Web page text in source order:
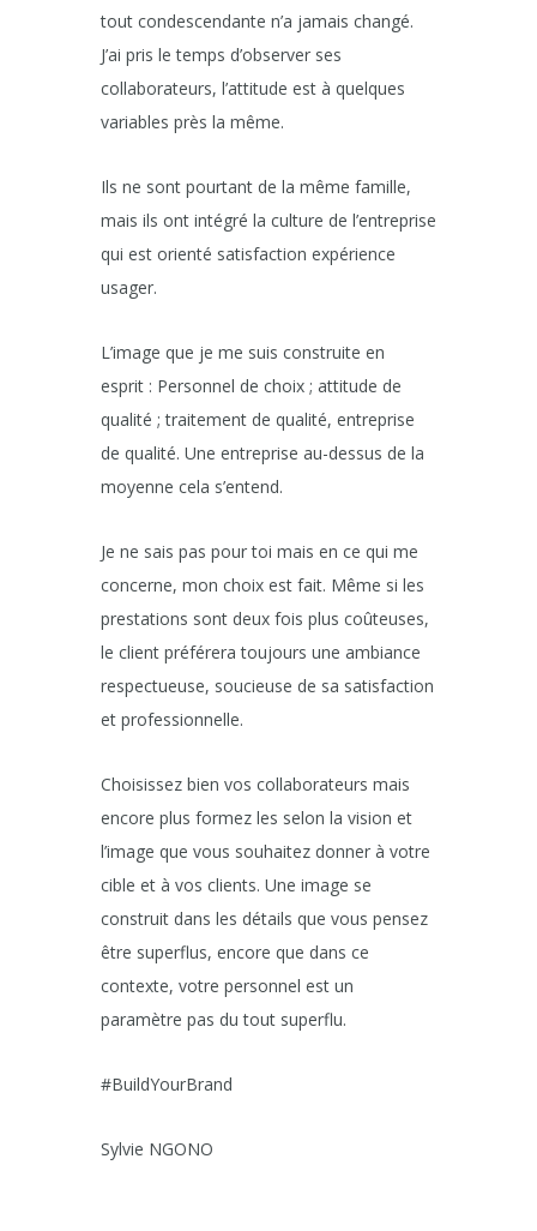
tout condescendante n’a jamais changé.
J’ai pris le temps d’observer ses
collaborateurs, l’attitude est à quelques
variables près la même.
Ils ne sont pourtant de la même famille,
mais ils ont intégré la culture de l’entreprise
qui est orienté satisfaction expérience
usager.
L’image que je me suis construite en
esprit : Personnel de choix ; attitude de
qualité ; traitement de qualité, entreprise
de qualité. Une entreprise au-dessus de la
moyenne cela s’entend.
Je ne sais pas pour toi mais en ce qui me
concerne, mon choix est fait. Même si les
prestations sont deux fois plus coûteuses,
le client préférera toujours une ambiance
respectueuse, soucieuse de sa satisfaction
et professionnelle.
Choisissez bien vos collaborateurs mais
encore plus formez les selon la vision et
l’image que vous souhaitez donner à votre
cible et à vos clients. Une image se
construit dans les détails que vous pensez
être superflus, encore que dans ce
contexte, votre personnel est un
paramètre pas du tout superflu.
#BuildYourBrand
Sylvie NGONO